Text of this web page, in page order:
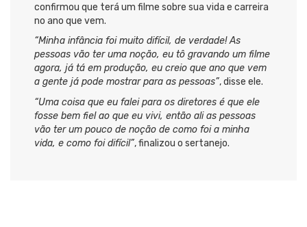
confirmou que terá um filme sobre sua vida e carreira
no ano que vem.
“Minha infância foi muito difícil, de verdade! As
pessoas vão ter uma noção, eu tô gravando um filme
agora, já tá em produção, eu creio que ano que vem
a gente já pode mostrar para as pessoas”, disse ele.
“Uma coisa que eu falei para os diretores é que ele
fosse bem fiel ao que eu vivi, então ali as pessoas
vão ter um pouco de noção de como foi a minha
vida, e como foi difícil”, finalizou o sertanejo.